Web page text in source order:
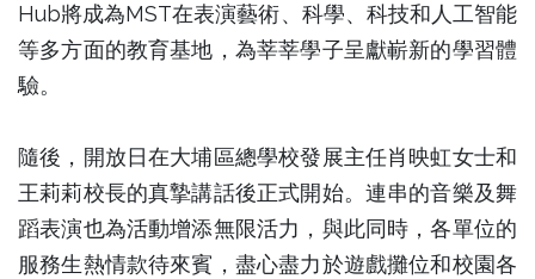
Hub將成為MST在表演藝術、科學、科技和人工智能
等多方面的教育基地，為莘莘學子呈獻嶄新的學習體
驗。
隨後，開放日在大埔區總學校發展主任肖映虹女士和
王莉莉校長的真摯講話後正式開始。連串的音樂及舞
蹈表演也為活動增添無限活力，與此同時，各單位的
服務生熱情款待來賓，盡心盡力於遊戲攤位和校園各